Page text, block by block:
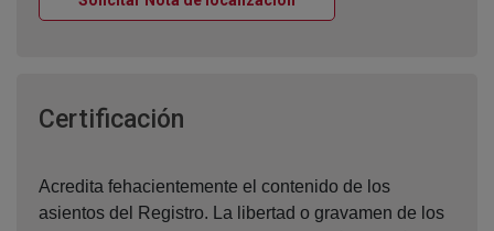
Certificación
Acredita fehacientemente el contenido de los
asientos del Registro. La libertad o gravamen de los